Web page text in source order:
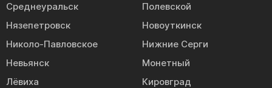
Среднеуральск
Полевской
Нязепетровск
Новоуткинск
Николо-Павловское
Нижние Серги
Невьянск
Монетный
Лёвиха
Кировград